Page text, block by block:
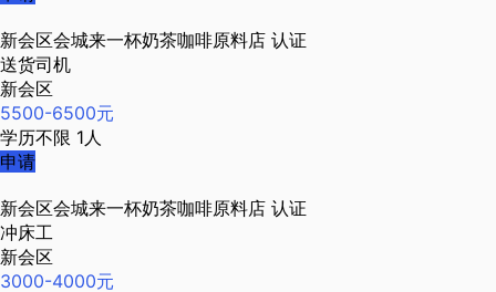
新会区会城来一杯奶茶咖啡原料店 认证
送货司机
新会区
5500-6500元
学历不限 1人
申请
新会区会城来一杯奶茶咖啡原料店 认证
冲床工
新会区
3000-4000元